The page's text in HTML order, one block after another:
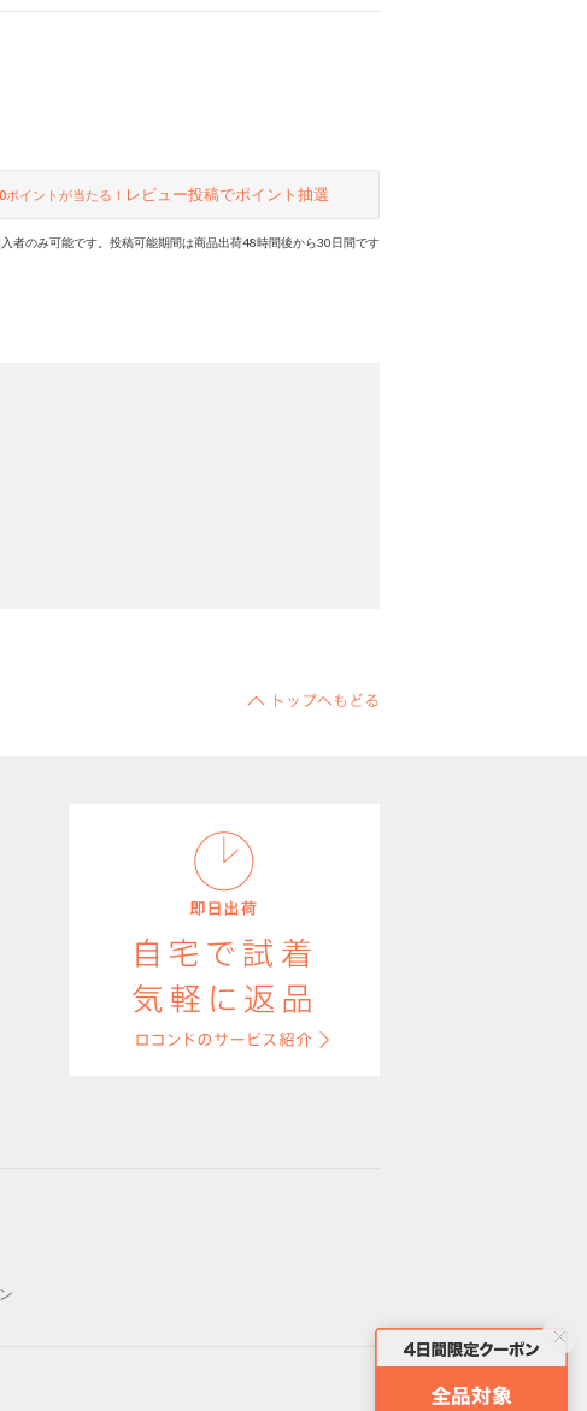
ポイントが当たる！ レビュー投稿でポイント抽選
者のみ可能です。投稿可能期間は商品出荷48時間後から30日間です